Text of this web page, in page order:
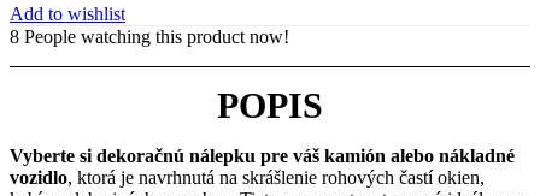
Add to wishlist
8 People watching this product now!
POPIS
Vyberte si dekoračnú nálepku pre váš kamión alebo nákladné
vozidlo, ktorá je navrhnutá na skrášlenie rohových častí okien,